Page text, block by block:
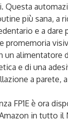
Questa
più sana, a
e a dare
promemoria
un alimentatore
e di una
a parete,
FP1E è ora
in tutto il